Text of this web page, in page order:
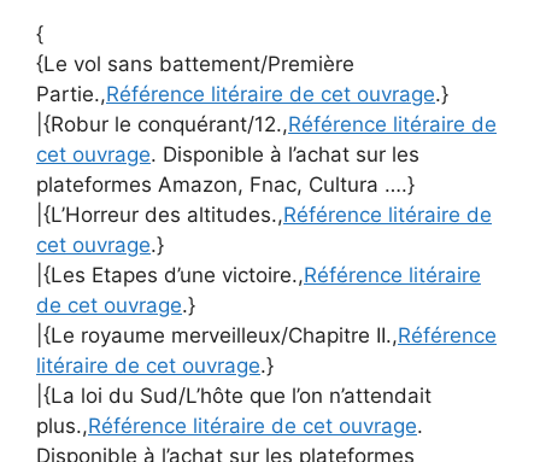
{
{Le vol sans battement/Première
Partie.,Référence litéraire de cet ouvrage.}
|{Robur le conquérant/12.,Référence litéraire de
cet ouvrage. Disponible à l’achat sur les
plateformes Amazon, Fnac, Cultura ….}
|{L’Horreur des altitudes.,Référence litéraire de
cet ouvrage.}
|{Les Etapes d’une victoire.,Référence litéraire
de cet ouvrage.}
|{Le royaume merveilleux/Chapitre II.,Référence
litéraire de cet ouvrage.}
|{La loi du Sud/L’hôte que l’on n’attendait
plus.,Référence litéraire de cet ouvrage.
Disponible à l’achat sur les plateformes